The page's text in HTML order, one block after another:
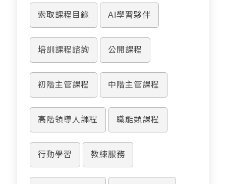
索取課程目錄 AI學習夥伴
培訓課程諮詢 公開課程
初階主管課程 中階主管課程
高階領導人課程 職能類課程
行動學習 教練服務